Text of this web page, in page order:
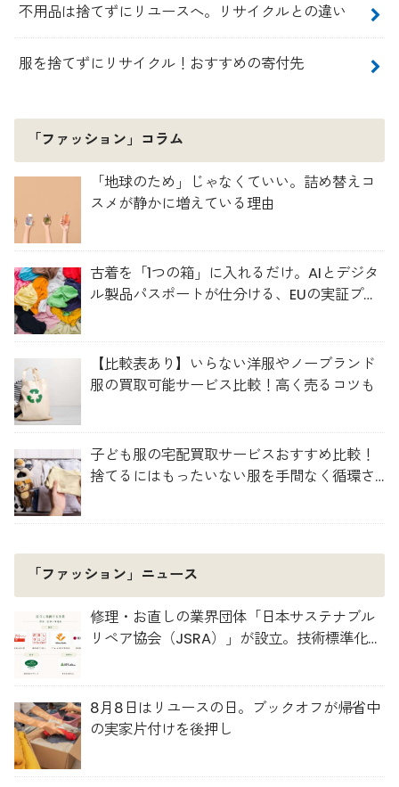
不用品は捨てずにリユースへ。リサイクルとの違い
服を捨てずにリサイクル！おすすめの寄付先
「ファッション」コラム
「地球のため」じゃなくていい。詰め替えコ
スメが静かに増えている理由
古着を「1つの箱」に入れるだけ。AIとデジタ
ル製品パスポートが仕分ける、EUの実証プロ
【比較表あり】いらない洋服やノーブランド
服の買取可能サービス比較！高く売るコツも
子ども服の宅配買取サービスおすすめ比較！
捨てるにはもったいない服を手間なく循環さ
「ファッション」ニュース
修理・お直しの業界団体「日本サステナブル
リペア協会（JSRA）」が設立。技術標準化や
8月8日はリユースの日。ブックオフが帰省中
の実家片付けを後押し